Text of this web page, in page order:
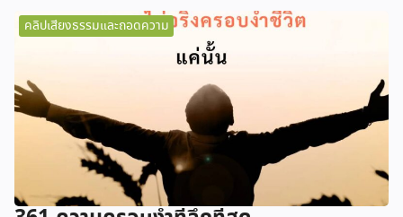
คลิปเสียงธรรมและถอดความ